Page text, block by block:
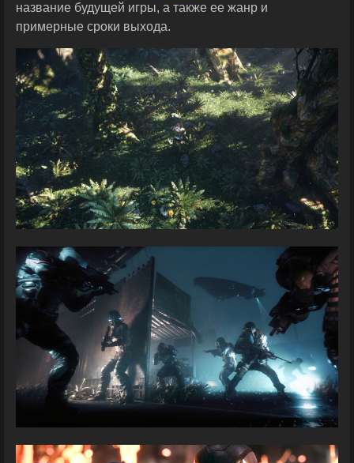
название будущей игры, а также ее жанр и
примерные сроки выхода.